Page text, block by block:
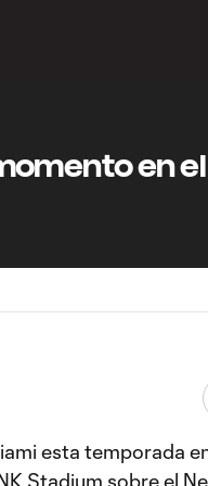
en
esta temporada
Stadium sobre el